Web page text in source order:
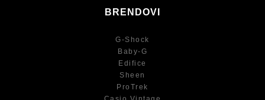
BRENDOVI
G-Shock
Baby-G
Edifice
Sheen
ProTrek